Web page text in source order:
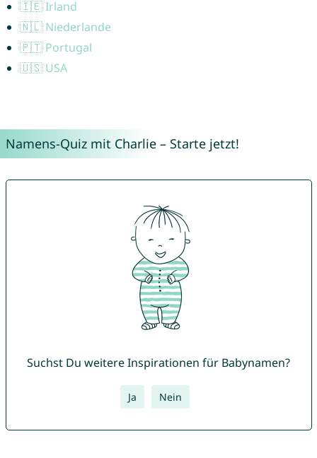
🇮🇪 Irland
🇳🇱 Niederlande
🇵🇹 Portugal
🇺🇸 USA
Namens-Quiz mit Charlie – Starte jetzt!
Suchst Du weitere Inspirationen für Babynamen?
Ja Nein